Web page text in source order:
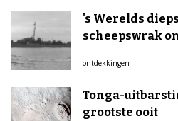
's Werelds
scheepswrak
ontdekkingen
Tonga-
grootste ooit